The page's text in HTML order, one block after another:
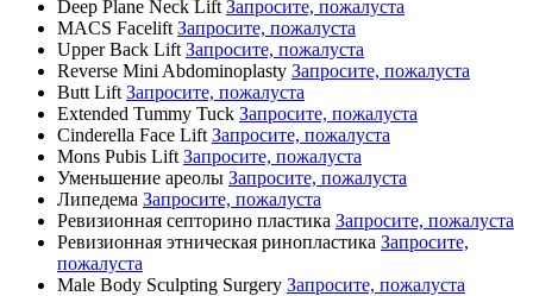
Deep Plane Neck Lift Запросите, пожалуста
MACS Facelift Запросите, пожалуста
Upper Back Lift Запросите, пожалуста
Reverse Mini Abdominoplasty Запросите, пожалуста
Butt Lift Запросите, пожалуста
Extended Tummy Tuck Запросите, пожалуста
Cinderella Face Lift Запросите, пожалуста
Mons Pubis Lift Запросите, пожалуста
Уменьшение ареолы Запросите, пожалуста
Липедема Запросите, пожалуста
Ревизионная септорино пластика Запросите, пожалуста
Ревизионная этническая ринопластика Запросите,
пожалуста
Male Body Sculpting Surgery Запросите, пожалуста